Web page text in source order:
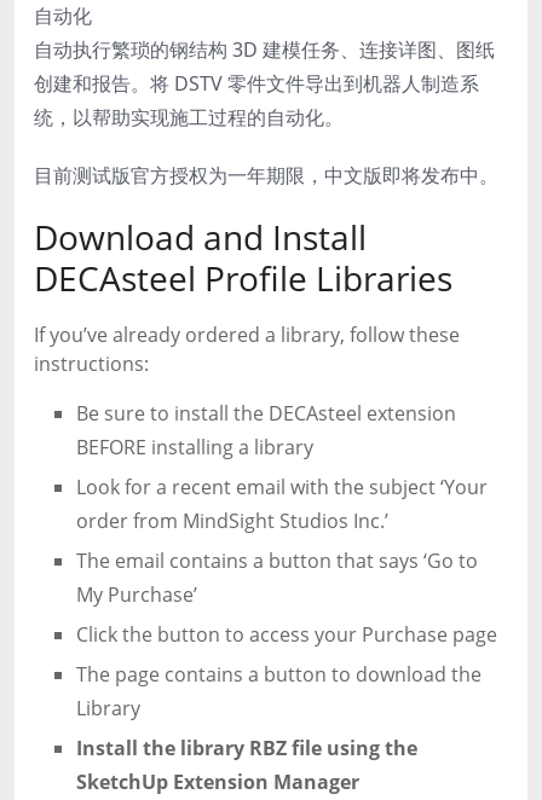
自动化
自动执行繁琐的钢结构 3D 建模任务、连接详图、图纸
创建和报告。将 DSTV 零件文件导出到机器人制造系
统，以帮助实现施工过程的自动化。
目前测试版官方授权为一年期限，中文版即将发布中。
Download and Install
DECAsteel Profile Libraries
If you’ve already ordered a library, follow these
instructions:
Be sure to install the DECAsteel extension
BEFORE installing a library
Look for a recent email with the subject ‘Your
order from MindSight Studios Inc.’
The email contains a button that says ‘Go to
My Purchase’
Click the button to access your Purchase page
The page contains a button to download the
Library
Install the library RBZ file using the
SketchUp Extension Manager